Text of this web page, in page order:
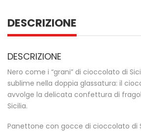
DESCRIZIONE
DESCRIZIONE
Nero come i “grani” di cioccolato di
sublime nella doppia glassatura: il
avvolge la delicata confettura di
Sicilia.
Panettone con gocce di cioccolato di